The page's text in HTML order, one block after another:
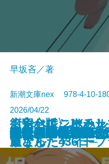
食べると死ぬ花
猫と罰
くらべて、けみ
重さん
水よ踊れ
役者廃業・三婆
裂けた明日
おやじはニーチ
過ごした436日─
量子力学で生命の
記憶の帝国
街角ハルシネー
リアル・ディー
早坂吝／著
新潮文庫nex 978-4-10-
2026/04/22
文庫電子書籍あり
〈完全版〉JKハ
になった
今夜もベルが鳴る
歌舞伎町アンダ
ツユクサナツコ
あしたの名医4─
鬼にきんつば─七
東京都同情塔
養老先生、病院へ
不良老人の文学論
秀長と利休